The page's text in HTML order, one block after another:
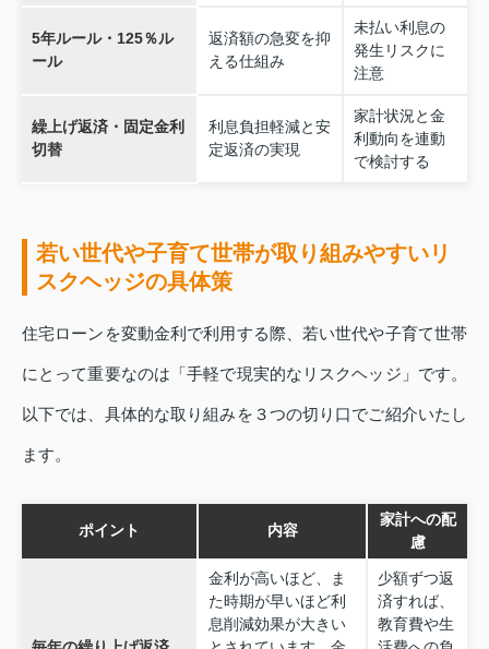
5年ルール・125％ル
ール
返済額の急変を抑
える仕組み
未払い利息の
発生リスクに
注意
繰上げ返済・固定金利
切替
利息負担軽減と安
定返済の実現
家計状況と金
利動向を連動
で検討する
若い世代や子育て世帯が取り組みやすいリ
スクヘッジの具体策
住宅ローンを変動金利で利用する際、若い世代や子育て世帯
にとって重要なのは「手軽で現実的なリスクヘッジ」です。
以下では、具体的な取り組みを３つの切り口でご紹介いたし
ます。
ポイント 内容
家計への配
慮
金利が高いほど、ま
た時期が早いほど利
息削減効果が大きい
少額ずつ返
済すれば、
教育費や生